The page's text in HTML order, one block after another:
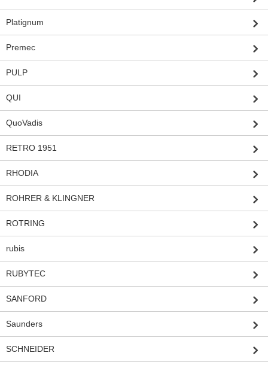
Platignum
Premec
PULP
QUI
QuoVadis
RETRO 1951
RHODIA
ROHRER & KLINGNER
ROTRING
rubis
RUBYTEC
SANFORD
Saunders
SCHNEIDER